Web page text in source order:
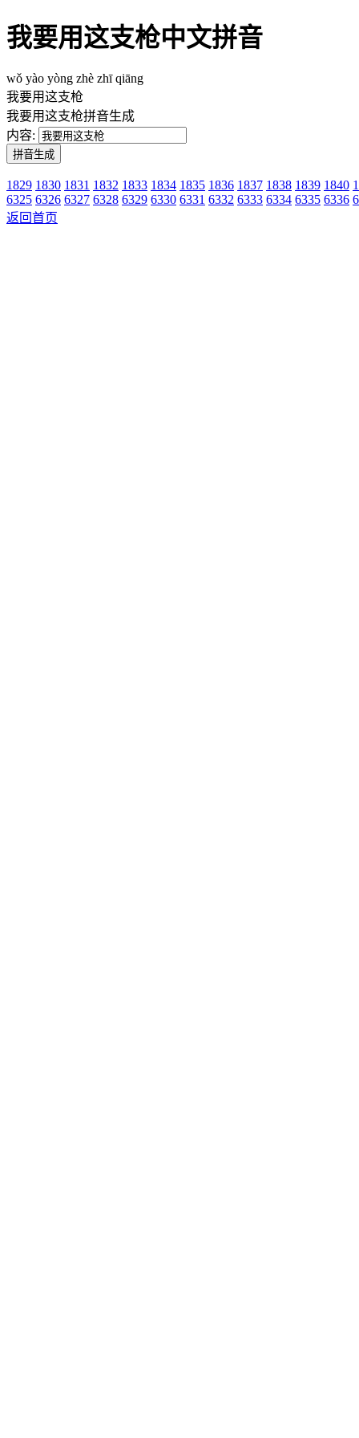
我要用这支枪中文拼音
wǒ yào yòng zhè zhī qiāng
我要用这支枪
我要用这支枪拼音生成
内容:
1829 1830 1831 1832 1833 1834 1835 1836 1837 1838 1839 1840
6325 6326 6327 6328 6329 6330 6331 6332 6333 6334 6335 6336
返回首页